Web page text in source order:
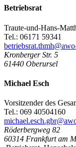
Betriebsrat
Traute-und-Hans-
Tel.: 06171 59341
Kronberger Str. 5
61440 Oberursel
Michael Esch
Vorsitzender des
Tel.: 069 40504160
Röderbergweg 82
60314 Frankfurt am